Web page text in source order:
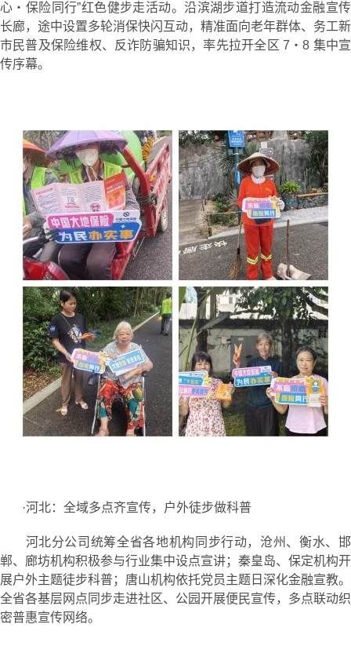
心・保险同行”红色健步走活动。沿滨湖步道打造流动金融宣传
长廊，途中设置多轮消保快闪互动，精准面向老年群体、务工新
市民普及保险维权、反诈防骗知识，率先拉开全区 7・8 集中宣
传序幕。
·河北：全域多点齐宣传，户外徒步做科普
河北分公司统筹全省各地机构同步行动，沧州、衡水、邯
郸、廊坊机构积极参与行业集中设点宣讲；秦皇岛、保定机构开
展户外主题徒步科普；唐山机构依托党员主题日深化金融宣教。
全省各基层网点同步走进社区、公园开展便民宣传，多点联动织
密普惠宣传网络。